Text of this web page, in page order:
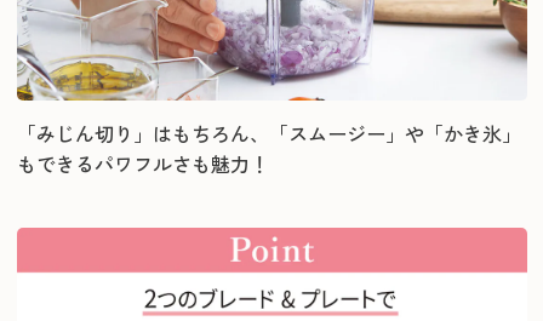
「みじん切り」はもちろん、「スムージー」や「かき氷」
もできるパワフルさも魅力！